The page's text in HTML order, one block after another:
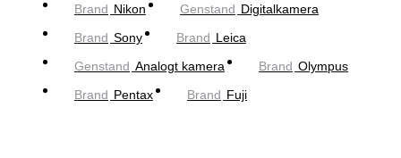
Brand Nikon Genstand Digitalkamera
Brand Sony Brand Leica
Genstand Analogt kamera Brand Olympus
Brand Pentax Brand Fuji